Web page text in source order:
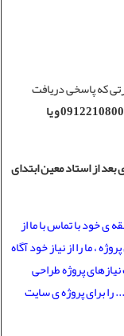
که پاسخی دریافت
09122108002 و یا
بعد از استاد معین ابتدای
ی خود با تماس با ما از
، ما را از نیاز خود آگاه
پروژه طراحی
برای پروژه ی سایت